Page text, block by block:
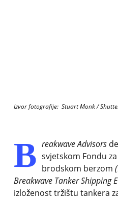
Izvor fotografije: Stuart Monk /
B reakwave Advisors
svjetskom Fondu
brodskom berzom
Breakwave Tanker Shipping
izloženost tržištu tankera